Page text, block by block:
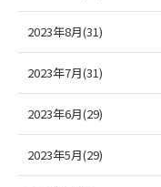
2023年8月(31)
2023年7月(31)
2023年6月(29)
2023年5月(29)